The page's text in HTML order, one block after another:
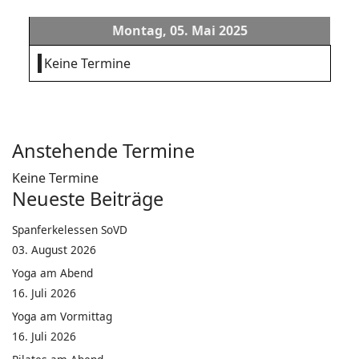
Montag, 05. Mai 2025
Keine Termine
Anstehende Termine
Keine Termine
Neueste Beiträge
Spanferkelessen SoVD
03. August 2026
Yoga am Abend
16. Juli 2026
Yoga am Vormittag
16. Juli 2026